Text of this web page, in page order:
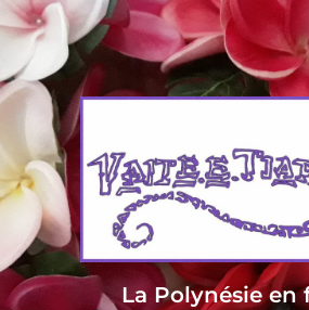
Livraison sous 24/48h en Métropole - Frais
euros d'achat en Métropole, dès 150 euros
La Polynésie en